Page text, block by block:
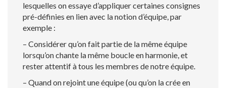
lesquelles on essaye d’appliquer certaines consignes
pré-définies en lien avec la notion d’équipe, par
exemple :
– Considérer qu’on fait partie de la même équipe
lorsqu’on chante la même boucle en harmonie, et
rester attentif à tous les membres de notre équipe.
– Quand on rejoint une équipe (ou qu’on la crée en